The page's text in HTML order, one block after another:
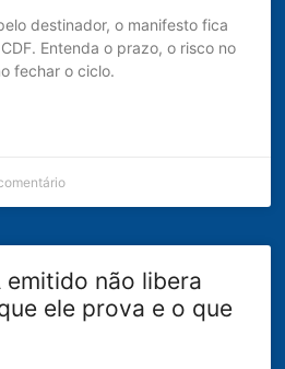
destinador, o manifesto fica
Entenda o prazo, o risco no
fechar o ciclo.
emitido não libera
ele prova e o que